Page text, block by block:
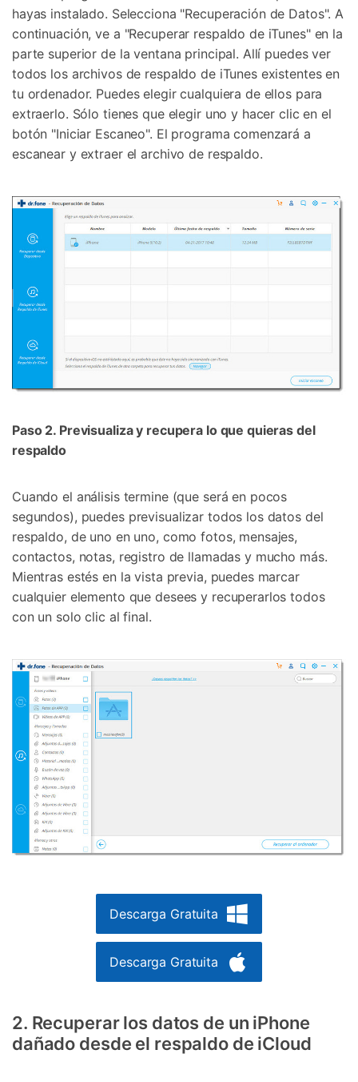
hayas instalado. Selecciona "Recuperación de Datos". A
continuación, ve a "Recuperar respaldo de iTunes" en la
parte superior de la ventana principal. Allí puedes ver
todos los archivos de respaldo de iTunes existentes en
tu ordenador. Puedes elegir cualquiera de ellos para
extraerlo. Sólo tienes que elegir uno y hacer clic en el
botón "Iniciar Escaneo". El programa comenzará a
escanear y extraer el archivo de respaldo.
Paso 2. Previsualiza y recupera lo que quieras del
respaldo
Cuando el análisis termine (que será en pocos
segundos), puedes previsualizar todos los datos del
respaldo, de uno en uno, como fotos, mensajes,
contactos, notas, registro de llamadas y mucho más.
Mientras estés en la vista previa, puedes marcar
cualquier elemento que desees y recuperarlos todos
con un solo clic al final.
Descarga Gratuita
Descarga Gratuita
2. Recuperar los datos de un iPhone
dañado desde el respaldo de iCloud